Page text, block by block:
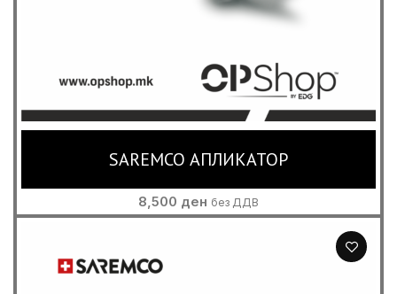
SAREMCO АПЛИКАТОР
8,500 ден без ДДВ